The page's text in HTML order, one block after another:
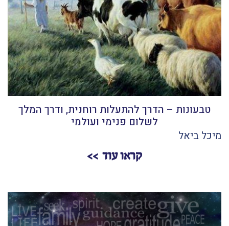
טבעונות – הדרך להתעלות רוחנית, ודרך המלך
לשלום פנימי ועולמי
מיכל ביאל
קראו עוד